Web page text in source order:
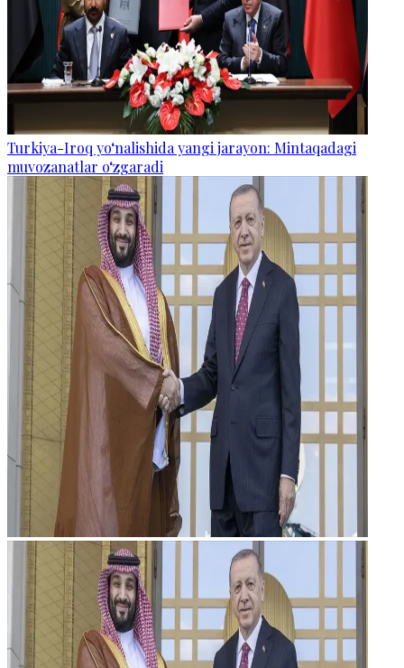
Turkiya-Iroq yo‘nalishida yangi jarayon: Mintaqadagi
muvozanatlar o‘zgaradi